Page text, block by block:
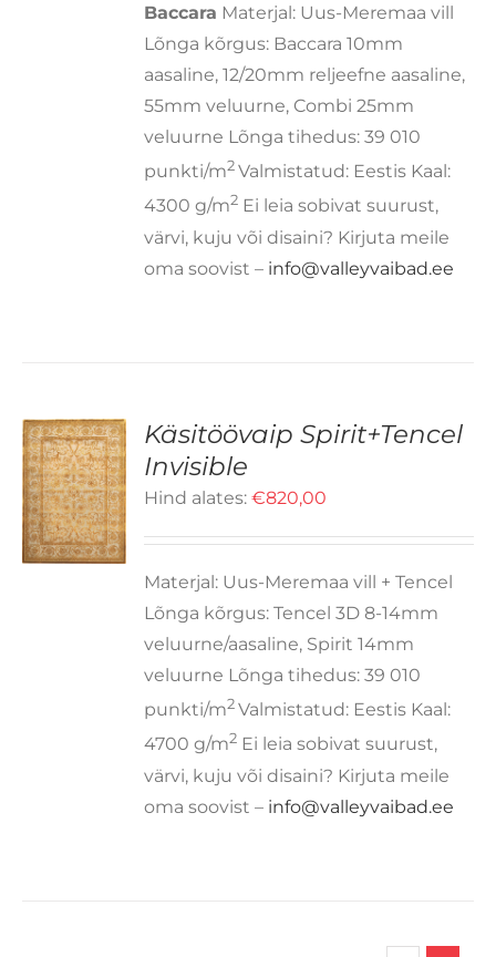
Baccara Materjal: Uus-Meremaa vill
Lõnga kõrgus: Baccara 10mm
aasaline, 12/20mm reljeefne aasaline,
55mm veluurne, Combi 25mm
veluurne Lõnga tihedus: 39 010
punkti/m2Valmistatud: Eestis Kaal:
4300 g/m2 Ei leia sobivat suurust,
värvi, kuju või disaini? Kirjuta meile
oma soovist – info@valleyvaibad.ee
Käsitöövaip Spirit+Tencel
Invisible
Hind alates:€820,00
Materjal: Uus-Meremaa vill + Tencel
Lõnga kõrgus: Tencel 3D 8-14mm
veluurne/aasaline, Spirit 14mm
veluurne Lõnga tihedus: 39 010
punkti/m2Valmistatud: Eestis Kaal:
4700 g/m2 Ei leia sobivat suurust,
värvi, kuju või disaini? Kirjuta meile
oma soovist – info@valleyvaibad.ee